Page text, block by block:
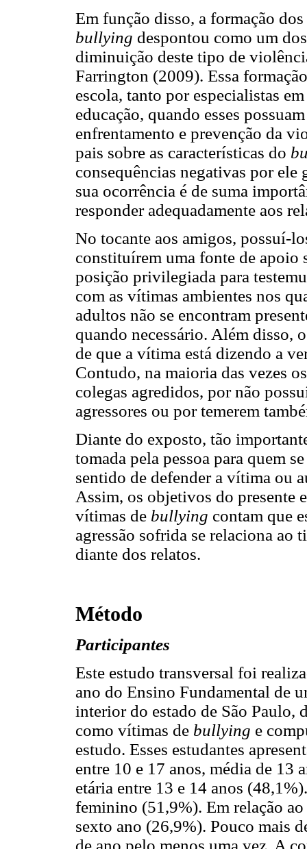
Em função disso, a formação
bullying despontou como um
diminuição deste tipo de
Farrington (2009). Essa
escola, tanto por especialistas
educação, quando esses
enfrentamento e prevenção da
pais sobre as características do
consequências negativas por
sua ocorrência é de suma
responder adequadamente aos
No tocante aos amigos, possuí-
constituírem uma fonte de apoio
posição privilegiada para
com as vítimas ambientes nos
adultos não se encontram
quando necessário. Além disso,
de que a vítima está dizendo a
Contudo, na maioria das vezes
colegas agredidos, por não
agressores ou por temerem
Diante do exposto, tão
tomada pela pessoa para quem
sentido de defender a vítima ou
Assim, os objetivos do presente
vítimas de bullying contam que
agressão sofrida se relaciona ao
diante dos relatos.
Método
Participantes
Este estudo transversal foi
ano do Ensino Fundamental de
interior do estado de São Paulo,
como vítimas de bullying e
estudo. Esses estudantes
entre 10 e 17 anos, média de 13
etária entre 13 e 14 anos
feminino (51,9%). Em relação
sexto ano (26,9%). Pouco mais
de ano pelo menos uma vez. A